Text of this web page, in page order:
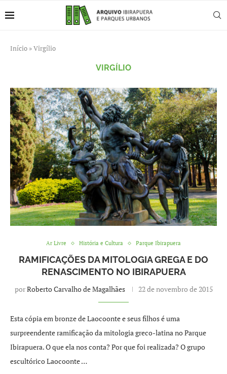
Início »Virgílio
VIRGÍLIO
Ar Livre História e Cultura Parque Ibirapuera
RAMIFICAÇÕES DA MITOLOGIA GREGA E DO
RENASCIMENTO NO IBIRAPUERA
porRoberto Carvalho de Magalhães 22 de novembro de 2015
Esta cópia em bronze de Laocoonte e seus filhos é uma
surpreendente ramificação da mitologia greco-latina no Parque
Ibirapuera. O que ela nos conta? Por que foi realizada? O grupo
escultórico Laocoonte …